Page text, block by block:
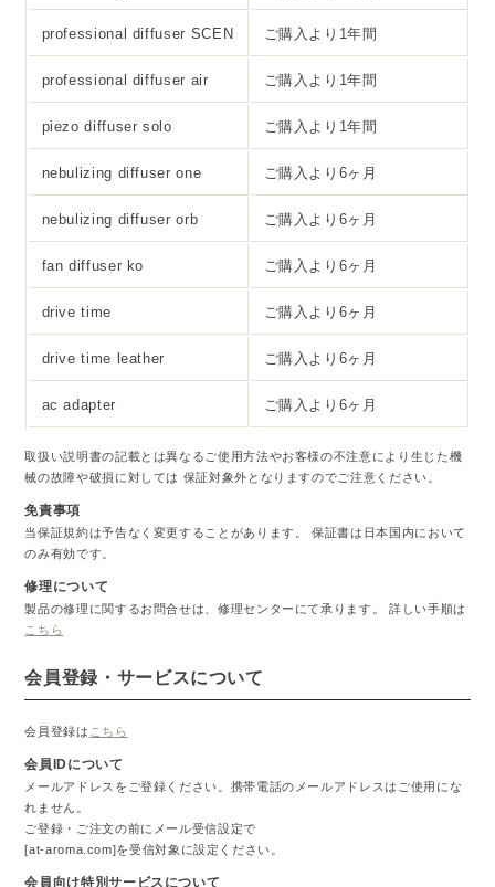
professional diffuser SCEN ご購入より1年間
professional diffuser air ご購入より1年間
piezo diffuser solo ご購入より1年間
nebulizing diffuser one ご購入より6ヶ月
nebulizing diffuser orb ご購入より6ヶ月
fan diffuser ko ご購入より6ヶ月
drive time ご購入より6ヶ月
drive time leather ご購入より6ヶ月
ac adapter ご購入より6ヶ月
取扱い説明書の記載とは異なるご使用方法やお客様の不注意により生じた機
械の故障や破損に対しては 保証対象外となりますのでご注意ください。
免責事項
当保証規約は予告なく変更することがあります。 保証書は日本国内において
のみ有効です。
修理について
製品の修理に関するお問合せは、修理センターにて承ります。 詳しい手順は
こちら
会員登録・サービスについて
会員登録は こちら
会員IDについて
メールアドレスをご登録ください。携帯電話のメールアドレスはご使用にな
れません。
ご登録・ご注文の前にメール受信設定で
[at-aroma.com]を受信対象に設定ください。
会員向け特別サービスについて